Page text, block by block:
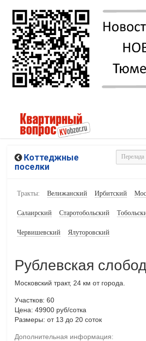
Коттеджные
поселки
Тракты: Велижанский Ирбитский
Салаирский Старотобольский
Червишевский Ялуторовский
Рублевская
Московский тракт, 24 км от города.
Участков: 60
Цена: 49900 руб/сотка
Размеры: от 13 до 20 соток
Дополнительная информация: